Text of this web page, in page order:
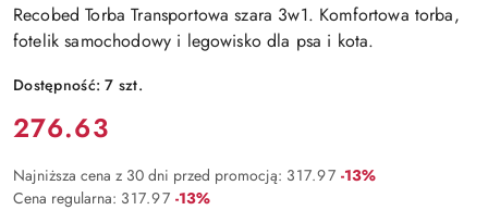
Recobed Torba Transportowa szara 3w1. Komfortowa torba,
fotelik samochodowy i legowisko dla psa i kota.
Dostępność:7 szt.
Cena:
276.63
Najniższa cena z 30 dni przed promocją: 317.97 Rabat:
-13%
Cena regularna: 317.97 Rabat:
-13%